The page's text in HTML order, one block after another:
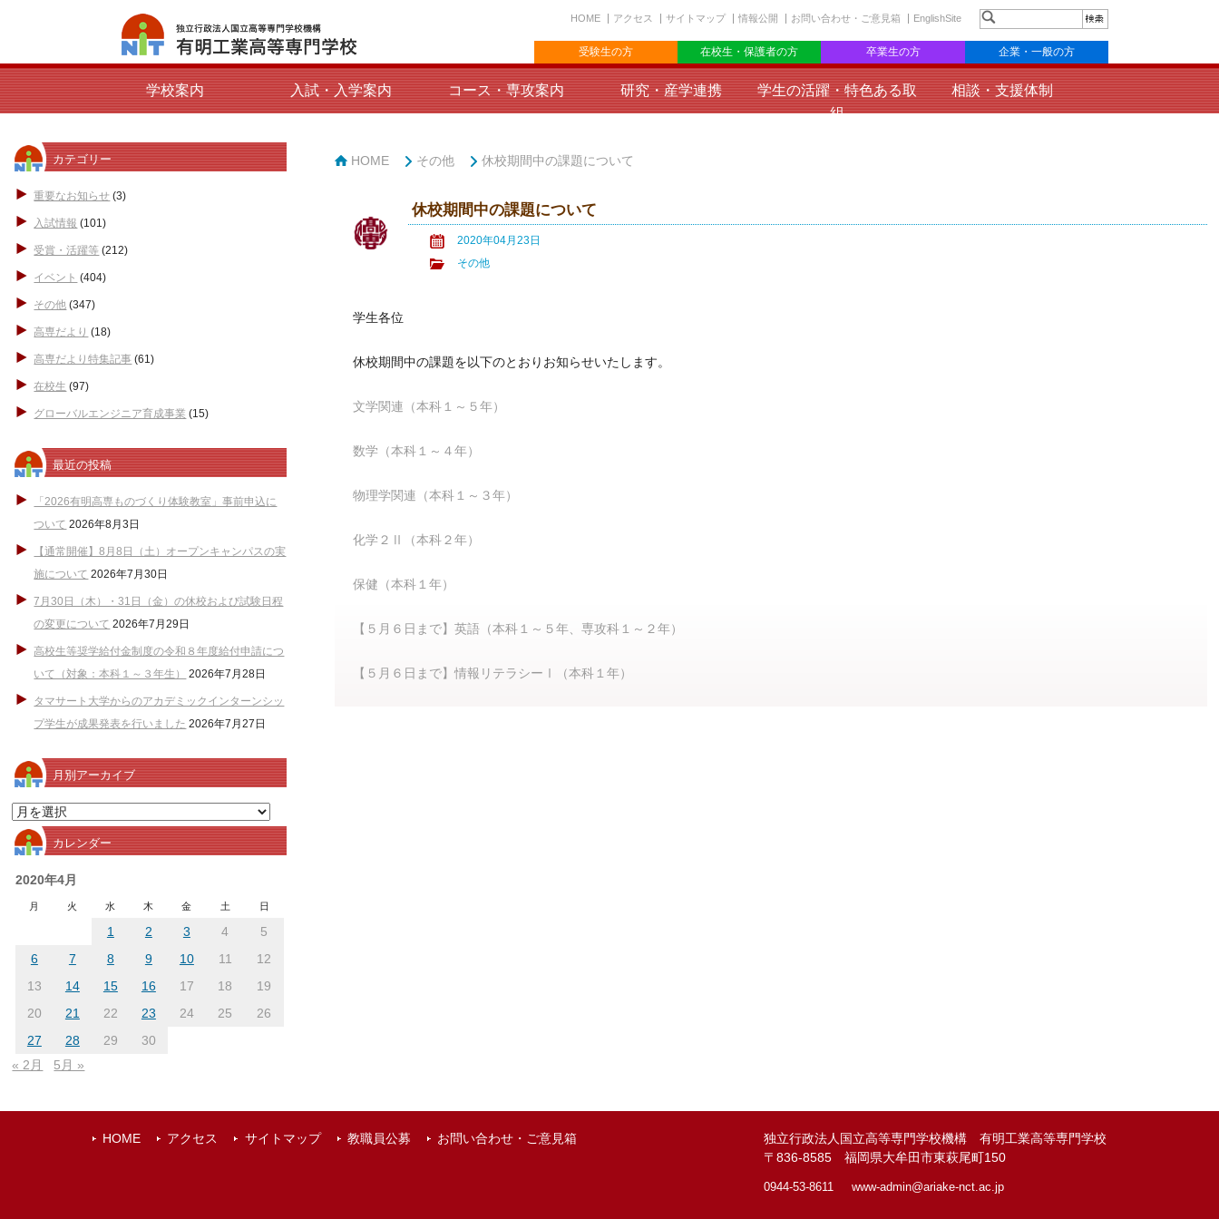
HOME アクセス サイトマップ 情報公開 お問い合わせ・ご意見箱 EnglishSite
受験生の方 在校生・保護者の方 卒業生の方 企業・一般の方
学校案内 入試・入学案内 コース・専攻案内 研究・産学連携
学生の活躍・特色ある取
組
相談・支援体制
カテゴリー
重要なお知らせ (3)
入試情報 (101)
受賞・活躍等 (212)
イベント (404)
その他 (347)
高専だより (18)
高専だより特集記事 (61)
在校生 (97)
グローバルエンジニア育成事業 (15)
最近の投稿
「2026有明高専ものづくり体験教室」事前申込に
ついて 2026年8月3日
【通常開催】8月8日（土）オープンキャンパスの実
施について 2026年7月30日
7月30日（木）・31日（金）の休校および試験日程
の変更について 2026年7月29日
高校生等奨学給付金制度の令和８年度給付申請につ
いて（対象：本科１～３年生）
2026年7月28日
タマサート大学からのアカデミックインターンシッ
プ学生が成果発表を行いました 2026年7月27日
月別アーカイブ
月
別
ア
ー
カレンダー
2020年4月
月 火 水 木 金 土 日
1 2 3 4
5
6
7 8 9 10 11
12
13
14 15 16 17 18
19
20
21 22 23 24 25
26
27
28 29
30
« 2月
5月 »
HOME その他 休校期間中の課題について
休校期間中の課題について
2020年04月23日
その他
学生各位
休校期間中の課題を以下のとおりお知らせいたします。
文学関連（本科１～５年）
数学（本科１～４年）
物理学関連（本科１～３年）
化学２Ⅱ（本科２年）
保健（本科１年）
【５月６日まで】英語（本科１～５年、専攻科１～２年）
【５月６日まで】情報リテラシーⅠ（本科１年）
HOME アクセス サイトマップ 教職員公募 お問い合わせ・ご意見箱
独立行政法人国立高等専門学校機構 有明工業高等専門学校
〒836-8585 福岡県大牟田市東萩尾町150
0944-53-8611 www-admin@ariake-nct.ac.jp